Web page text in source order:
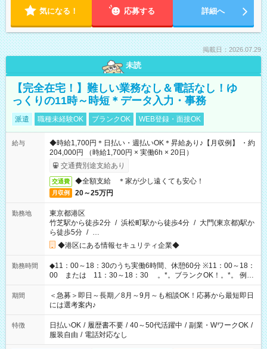
気になる！ 応募する 詳細へ
掲載日：2026.07.29
未読
【完全在宅！】難しい業務なし＆電話なし！ゆ
っくりの11時～時短＊データ入力・事務
派遣 職種未経験OK ブランクOK WEB登録・面接OK
給与
◆時給1,700円＊日払い・週払いOK＊昇給あり♪【月収例】 ・約
204,000円 （時給1,700円 × 実働6h × 20日）
交通費別途支給あり
交通費 ◆全額支給 ＊家が少し遠くても安心！
月収例 20～25万円
勤務地
東京都港区
竹芝駅から徒歩2分 / 浜松町駅から徒歩4分 / 大門(東京都)駅か
ら徒歩5分 / …
◆港区にある情報セキュリティ企業◆
勤務時間
◆11：00～18：30のうち実働6時間、休憩60分 ※11：00～18：
00 または 11：30～18：30 。*。ブランクOK！。*。 例え
ば前職が、 在宅/財団法人/事務/コールセンター/受付/販売/カフェ
スタッフ スイーツ販売/ホテルフロント/化粧品販売/など 様々な
業界から入社して活躍されています♪
期間
＜急募＞即日～長期／8月～9月～も相談OK！応募から最短即日
には選考案内♪
特徴 日払いOK / 履歴書不要 / 40～50代活躍中 / 副業・WワークOK /
服装自由 / 電話対応なし